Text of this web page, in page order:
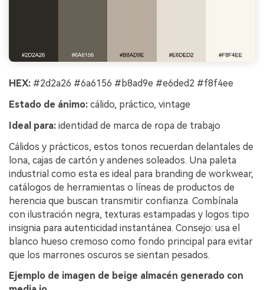
HEX: #2d2a26 #6a6156 #b8ad9e #e6ded2 #f8f4ee
Estado de ánimo: cálido, práctico, vintage
Ideal para: identidad de marca de ropa de trabajo
Cálidos y prácticos, estos tonos recuerdan delantales de
lona, cajas de cartón y andenes soleados. Una paleta
industrial como esta es ideal para branding de workwear,
catálogos de herramientas o líneas de productos de
herencia que buscan transmitir confianza. Combínala
con ilustración negra, texturas estampadas y logos tipo
insignia para autenticidad instantánea. Consejo: usa el
blanco hueso cremoso como fondo principal para evitar
que los marrones oscuros se sientan pesados.
Ejemplo de imagen de beige almacén generado con